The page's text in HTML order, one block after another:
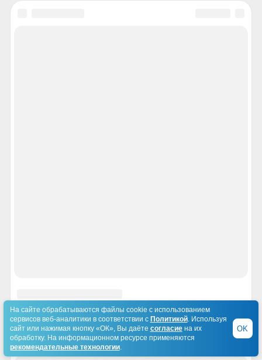
На сайте обрабатываются файлы cookie с использованием
сервисов веб-аналитики в соответствии с Политикой. Используя
сайт или нажимая кнопку «ОК», Вы даёте согласиена их
обработку. На информационном ресурсе применяются
рекомендательные технологии.
OK